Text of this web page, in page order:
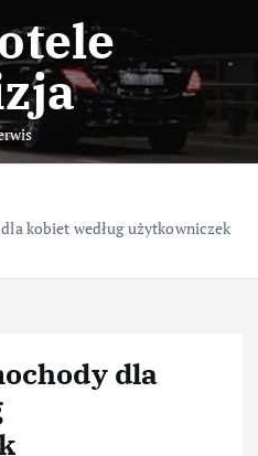
kobiet według użytkowniczek
dla